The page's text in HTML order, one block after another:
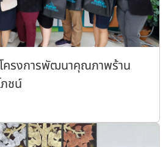
ครงการพัฒนาคุณภาพร้าน
ชน์